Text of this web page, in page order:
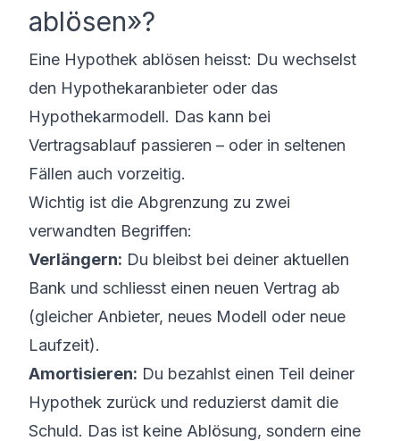
ablösen»?
Eine Hypothek ablösen heisst: Du wechselst
den Hypothekaranbieter oder das
Hypothekarmodell. Das kann bei
Vertragsablauf passieren – oder in seltenen
Fällen auch vorzeitig.
Wichtig ist die Abgrenzung zu zwei
verwandten Begriffen:
Verlängern: Du bleibst bei deiner aktuellen
Bank und schliesst einen neuen Vertrag ab
(gleicher Anbieter, neues Modell oder neue
Laufzeit).
Amortisieren: Du bezahlst einen Teil deiner
Hypothek zurück und reduzierst damit die
Schuld. Das ist keine Ablösung, sondern eine